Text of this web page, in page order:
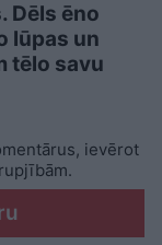
Dēls ēno
lūpas un
tēlo savu
ievērot